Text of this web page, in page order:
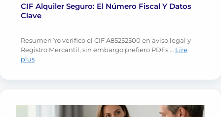
CIF Alquiler Seguro: El Número Fiscal Y Datos
Clave
Resumen Yo verifico el CIF A85252500 en aviso legal y
Registro Mercantil, sin embargo prefiero PDFs … Lire
plus